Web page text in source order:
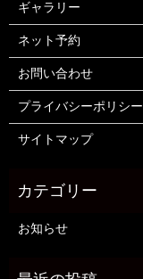
ギャラリー
ネット予約
お問い合わせ
プライバシーポリシー
サイトマップ
お知らせ